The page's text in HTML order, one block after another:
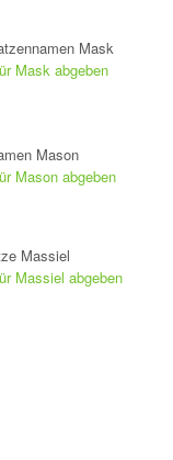
Mask
Mask abgeben
Mason
Mason abgeben
Massiel
Massiel abgeben